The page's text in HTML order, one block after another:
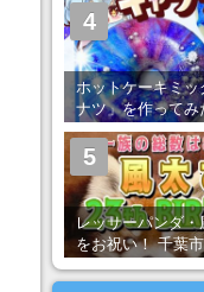
ホットケーキミ
ナツ」を作って
レンチン・レシピ
4
レッサーパンダ
をお祝い！ 千葉
5